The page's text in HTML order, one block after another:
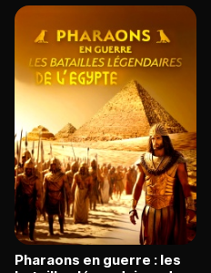
Pharaons en guerre : les